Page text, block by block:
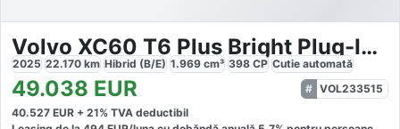
Volvo XC60 T6 Plus Bright Plug-In Hybrid AWD
2025 22.170 km Hibrid (B/E) 1.969 cm³ 398 CP Cutie automată
49.038 EUR
VOL233515
40.527 EUR + 21% TVA deductibil